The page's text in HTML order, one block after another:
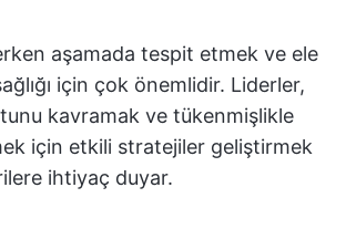
aşamada tespit etmek ve ele
için çok önemlidir. Liderler,
kavramak ve tükenmişlikle
için etkili stratejiler geliştirmek
ihtiyaç duyar.